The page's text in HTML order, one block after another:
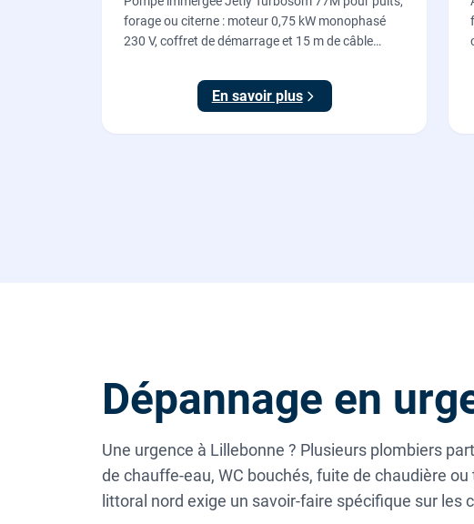
forage ou citerne : moteur 0,75 kW monophasé
230 V, coffret de démarrage et 15 m de câble
maison, fournie et posée par nos plombiers.
En savoir plus
Dépannage en
Une urgence à Lillebonne ? Plusieurs plombiers
de chauffe-eau, WC bouchés, fuite de chaudière
littoral nord exige un savoir-faire spécifique sur les